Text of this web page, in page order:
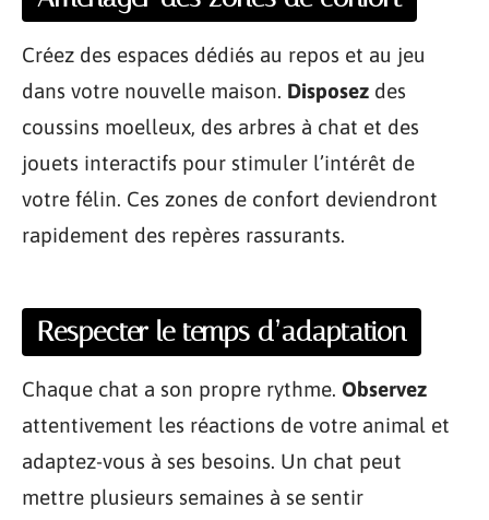
Créez des espaces dédiés au repos et au jeu
dans votre nouvelle maison. Disposez des
coussins moelleux, des arbres à chat et des
jouets interactifs pour stimuler l’intérêt de
votre félin. Ces zones de confort deviendront
rapidement des repères rassurants.
Respecter le temps d’adaptation
Chaque chat a son propre rythme. Observez
attentivement les réactions de votre animal et
adaptez-vous à ses besoins. Un chat peut
mettre plusieurs semaines à se sentir